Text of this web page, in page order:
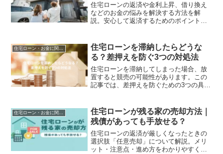
住宅ローンの返済や金利上昇、借り換え
などのお金の悩みを解決する方法を解
説。安心して返済するためのポイントを
住宅ローンを滞納したらどうな
る？差押えを防ぐ3つの対処法
住宅ローンを滞納してしまった場合、放
置すると競売の可能性があります。この
記事では、差押えを防ぐための3つの具体
住宅ローン・お金に関する悩み
住宅ローンが残る家の売却方法｜
残債があっても手放せる？
住宅ローンの返済が厳しくなったときの
選択肢「任意売却」について解説。メリ
ット・注意点・進め方をわかりやすく紹